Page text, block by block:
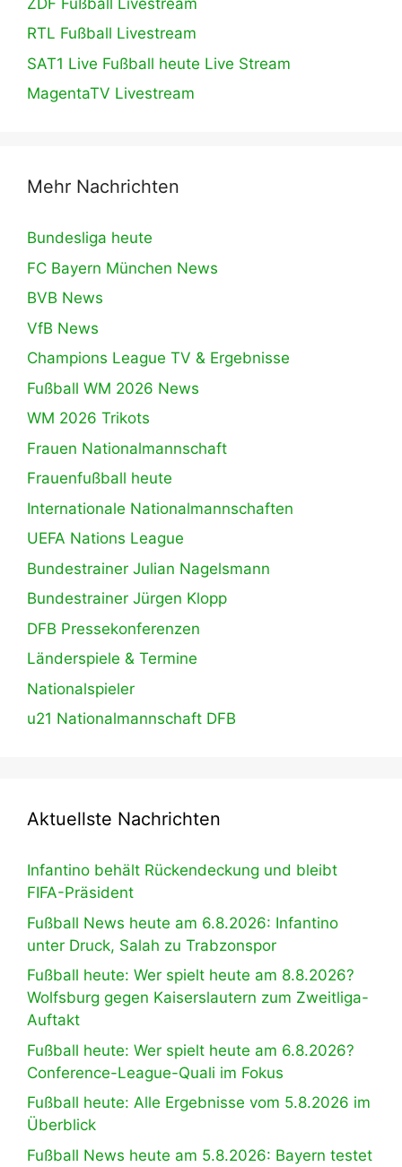
RTL Fußball Livestream
SAT1 Live Fußball heute Live Stream
MagentaTV Livestream
Mehr Nachrichten
Bundesliga heute
FC Bayern München News
BVB News
VfB News
Champions League TV & Ergebnisse
Fußball WM 2026 News
WM 2026 Trikots
Frauen Nationalmannschaft
Frauenfußball heute
Internationale Nationalmannschaften
UEFA Nations League
Bundestrainer Julian Nagelsmann
Bundestrainer Jürgen Klopp
DFB Pressekonferenzen
Länderspiele & Termine
Nationalspieler
u21 Nationalmannschaft DFB
Aktuellste Nachrichten
Infantino behält Rückendeckung und bleibt
FIFA-Präsident
Fußball News heute am 6.8.2026: Infantino
unter Druck, Salah zu Trabzonspor
Fußball heute: Wer spielt heute am 8.8.2026?
Wolfsburg gegen Kaiserslautern zum Zweitliga-
Auftakt
Fußball heute: Wer spielt heute am 6.8.2026?
Conference-League-Quali im Fokus
Fußball heute: Alle Ergebnisse vom 5.8.2026 im
Überblick
Fußball News heute am 5.8.2026: Bayern testet